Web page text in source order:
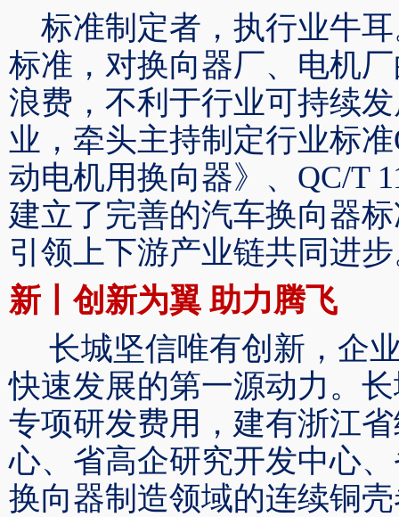
标准制定者，执行业牛
标准，对换向器厂、电机
浪费，不利于行业可持续
业，牵头主持制定行业标准
动电机用换向器》、QC/T
建立了完善的汽车换向器
引领上下游产业链共同进
新丨创新为翼 助力腾飞
长城坚信唯有创新，企
快速发展的第一源动力 。
专项研发费用，建有浙江
心、省高企研究开发中心
换向器制造领域的连续铜